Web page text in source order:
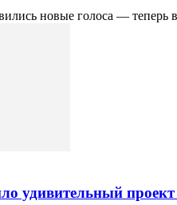
новые голоса —
удивительный